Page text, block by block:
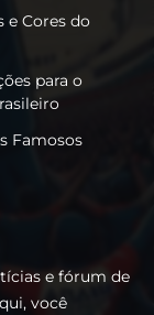
e Cores do
para o
Famosos
e fórum de
você